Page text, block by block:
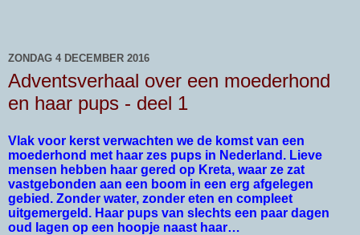
ZONDAG 4 DECEMBER 2016
Adventsverhaal over een moederhond
en haar pups - deel 1
Vlak voor kerst verwachten we de komst van een
moederhond met haar zes pups in Nederland. Lieve
mensen hebben haar gered op Kreta, waar ze zat
vastgebonden aan een boom in een erg afgelegen
gebied. Zonder water, zonder eten en compleet
uitgemergeld. Haar pups van slechts een paar dagen
oud lagen op een hoopje naast haar…